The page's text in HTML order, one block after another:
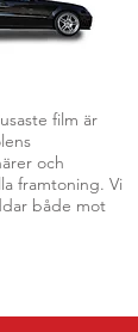
film är
och
framtoning. Vi
både mot